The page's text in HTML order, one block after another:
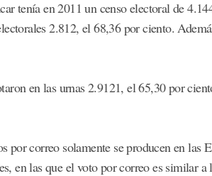
tenía en 2011 un censo electoral de
2.812, el 68,36 por ciento.
en las urnas 2.9121, el 65,30 por
por correo solamente se producen en las
en las que el voto por correo es similar